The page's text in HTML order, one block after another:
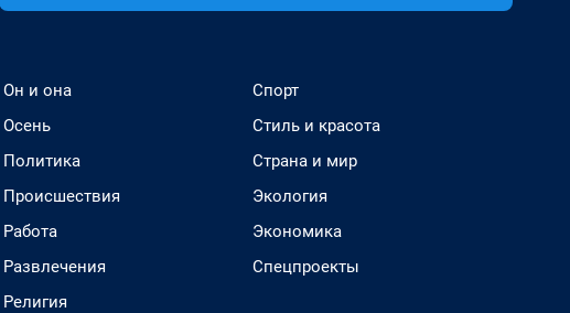
Он и она
Осень
Политика
Происшествия
Работа
Развлечения
Религия
Спорт
Стиль и красота
Страна и мир
Экология
Экономика
Спецпроекты